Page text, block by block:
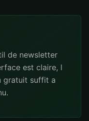
de newsletter
est claire, l
gratuit suffit a